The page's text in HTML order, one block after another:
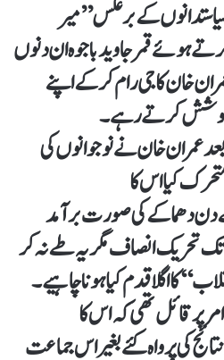
کے برعکس ’’میر
ہوئے قمر جاوید باجوہ ان دنوں
خان کا جی رام کرکے اپنے
کوشش کرتے رہے۔
عمران خان نے نوجوانوں کی
کیا اس کا
2024ء کے دن دھماکے کی صورت برآمد
تک تحریک انصاف مگر یہ طے نہ کر
کا اگلا قدم کیا ہونا چاہیے۔
پر قائل تھی کہ اس کا
کی پرواہ کئے بغیر اس جماعت